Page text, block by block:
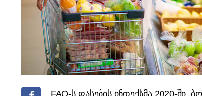
FAO-ს ფასების ინდექსმა 2020-ში,